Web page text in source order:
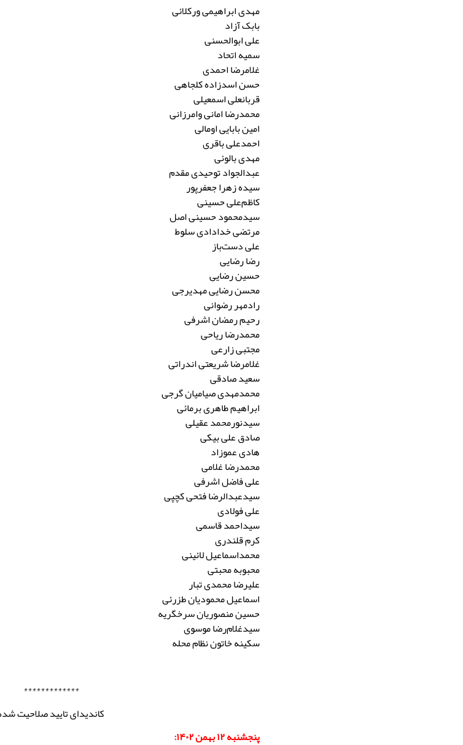
مهدی ابراهیمی ورکلائی
بابک آزاد
علی ابوالحسنی
سمیه اتحاد
غلامرضا احمدی
حسن اسدزاده کلجاهی
قربانعلی اسمعیلی
محمدرضا امانی وامرزانی
امین بابایی اومالی
احمدعلی باقری
مهدی بالوئی
عبدالجواد توحیدی مقدم
سیده زهرا جعفرپور
کاظم‌علی حسینی
سیدمحمود حسینی اصل
مرتضی خدادادی سلوط
علی دست‌باز
رضا رضایی
حسین رضایی
محسن رضایی مهدیرجی
رادمهر رضوانی
رحیم رمضان اشرفی
محمدرضا ریاحی
مجتبی زارعی
غلامرضا شریعتی اندراتی
سعید صادقی
محمدمهدی صیامیان گرجی
ابراهیم طاهری برمائی
سیدنورمحمد عقیلی
صادق علی بیکی
هادی عموزاد
محمدرضا غلامی
علی فاضل اشرفی
سیدعبدالرضا فتحی کچپی
علی فولادی
سیداحمد قاسمی
کرم قلندری
محمداسماعیل لائینی
محبوبه محبتی
علیرضا محمدی تبار
اسماعیل محمودیان طزرئی
حسین منصوریان سرخگریه
سیدغلام‌رضا موسوی
سکینه خاتون نظام محله
*************
کاندیدای تایید صلاحیت
پنجشنبه ۱۲ بهمن ۱۴۰۲: